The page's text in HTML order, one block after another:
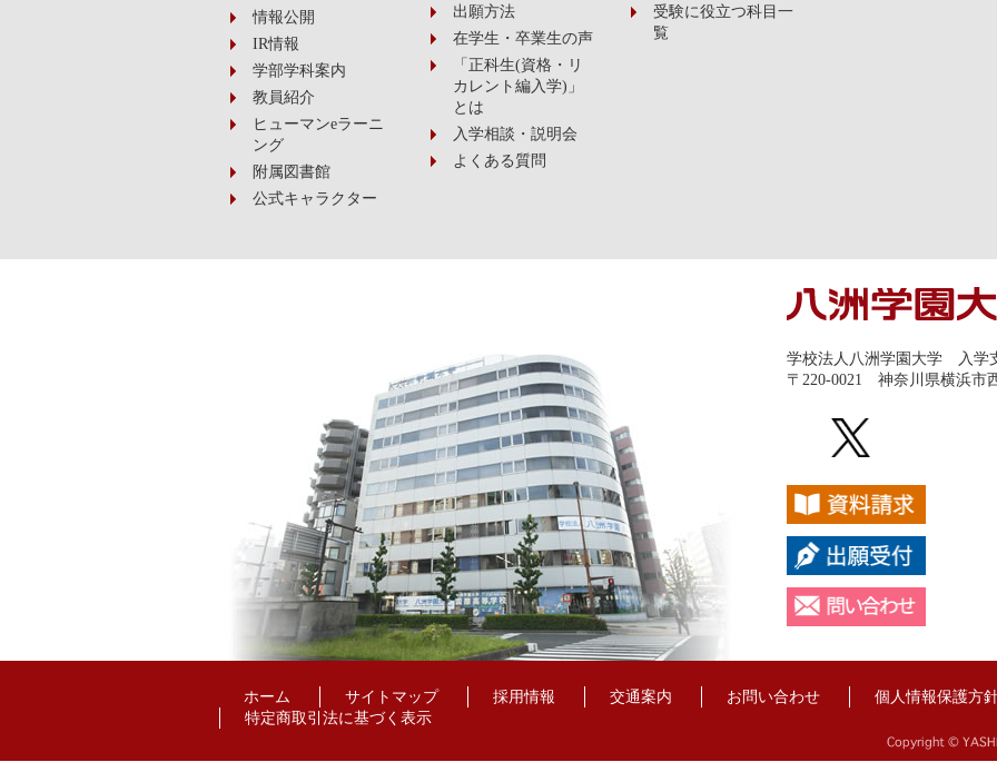
情報公開
IR情報
学部学科案内
教員紹介
ヒューマンeラーニ
ング
附属図書館
公式キャラクター
出願方法
在学生・卒業生の声
「正科生(資格・リ
カレント編入学)」
とは
入学相談・説明会
よくある質問
受験に役立つ科目一
覧
学校法人八洲学園大学 入学
〒220-0021 神奈川県横浜市
ホーム サイトマップ 採用情報 交通案内 お問い合わせ
個人情報保護方
特定商取引法に基づく表示